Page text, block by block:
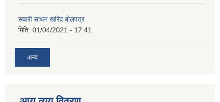
सवारी साधन खरिद बोलपत्र
मिति: 01/04/2021 - 17:41
अन्य